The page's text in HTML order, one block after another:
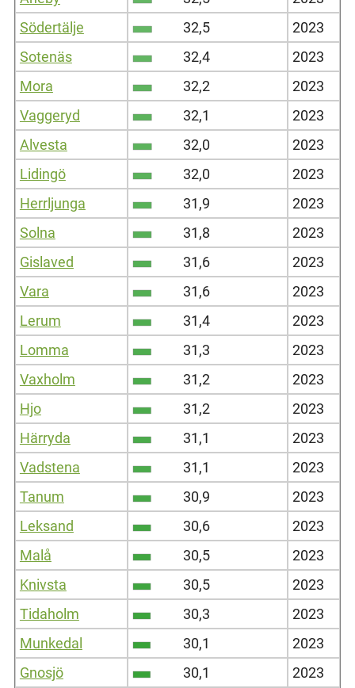
Södertälje
32,5
2023
Sotenäs
32,4
2023
Mora
32,2
2023
Vaggeryd
32,1
2023
Alvesta
32,0
2023
Lidingö
32,0
2023
Herrljunga
31,9
2023
Solna
31,8
2023
Gislaved
31,6
2023
Vara
31,6
2023
Lerum
31,4
2023
Lomma
31,3
2023
Vaxholm
31,2
2023
Hjo
31,2
2023
Härryda
31,1
2023
Vadstena
31,1
2023
Tanum
30,9
2023
Leksand
30,6
2023
Malå
30,5
2023
Knivsta
30,5
2023
Tidaholm
30,3
2023
Munkedal
30,1
2023
Gnosjö
30,1
2023